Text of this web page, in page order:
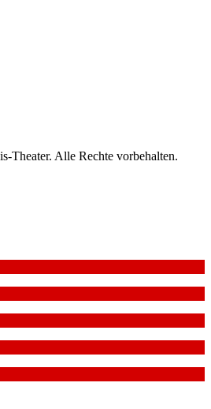
Theater. Alle Rechte vorbehalten.